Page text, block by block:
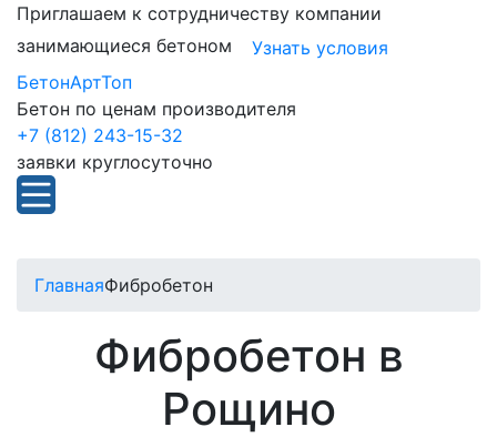
Приглашаем к сотрудничеству компании
занимающиеся бетоном
Узнать условия
БетонАртТоп
Бетон по ценам производителя
+7 (812) 243-15-32
заявки круглосуточно
ГлавнаяФибробетон
Фибробетон в
Рощино